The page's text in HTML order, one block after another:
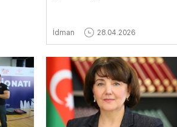
İdman 28.04.2026